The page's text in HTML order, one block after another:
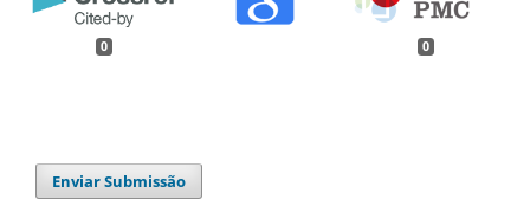
0 0
Enviar Submissão